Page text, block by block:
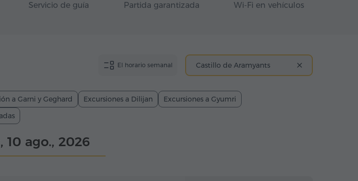
Servicio de guía Partida garantizada Wi-Fi en vehículos
Castillo de Aramyants
El horario semanal
a Garni y Geghard Excursiones a Dilijan
Excursiones a Gyumri
10 ago., 2026